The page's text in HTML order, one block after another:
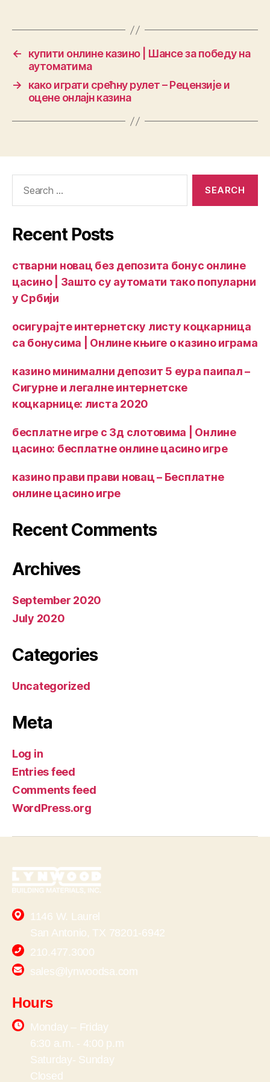
←
купити онлине казино | Шансе за победу на
аутоматима
→
како играти срећну рулет – Рецензије и
оцене онлајн казина
Recent Posts
стварни новац без депозита бонус онлине
цасино | Зашто су аутомати тако популарни
у Србији
осигурајте интернетску листу коцкарница
са бонусима | Онлине књиге о казино играма
казино минимални депозит 5 еура паипал –
Сигурне и легалне интернетске
коцкарнице: листа 2020
бесплатне игре с 3д слотовима | Онлине
цасино: бесплатне онлине цасино игре
казино прави прави новац – Бесплатне
онлине цасино игре
Recent Comments
Archives
September 2020
July 2020
Categories
Uncategorized
Meta
Log in
Entries feed
Comments feed
WordPress.org
1146 W. Laurel
San Antonio, TX 78201-6942
210.477.3000
sales@lynwoodsa.com
Hours
Monday – Friday
6:30 a.m. - 4:00 p.m
Saturday- Sunday
Closed